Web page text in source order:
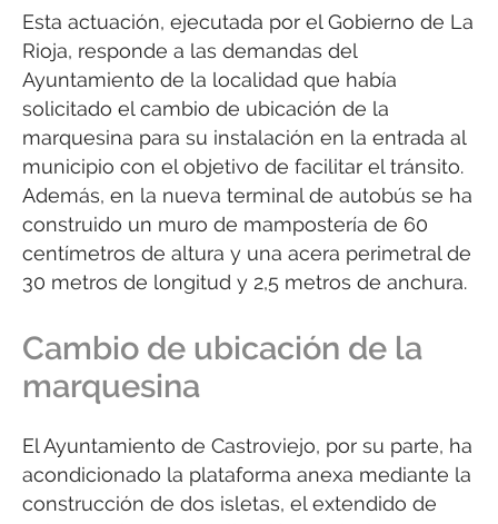
Esta actuación, ejecutada por el Gobierno de La
Rioja, responde a las demandas del
Ayuntamiento de la localidad que había
solicitado el cambio de ubicación de la
marquesina para su instalación en la entrada al
municipio con el objetivo de facilitar el tránsito.
Además, en la nueva terminal de autobús se ha
construido un muro de mampostería de 60
centímetros de altura y una acera perimetral de
30 metros de longitud y 2,5 metros de anchura.
Cambio de ubicación de la
marquesina
El Ayuntamiento de Castroviejo, por su parte, ha
acondicionado la plataforma anexa mediante la
construcción de dos isletas, el extendido de